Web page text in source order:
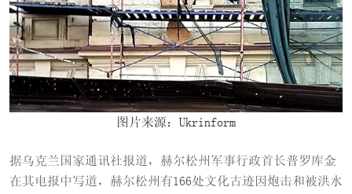
图片来源：Ukrinform
据乌克兰国家通讯社报道，赫尔松州军事行政首长普罗库金
在其电报中写道，赫尔松州有166处文化古迹因炮击和被洪水